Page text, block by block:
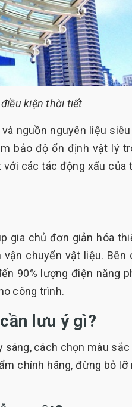
kiện thời tiết
nguồn nguyên liệu
bảo độ ổn định vật lý
các tác động xấu của
gia chủ đơn giản hóa
chuyển vật liệu. Bên
90% lượng điện năng
công trình.
lưu ý gì?
cách chọn màu sắc
chính hãng, đừng bỏ lỡ